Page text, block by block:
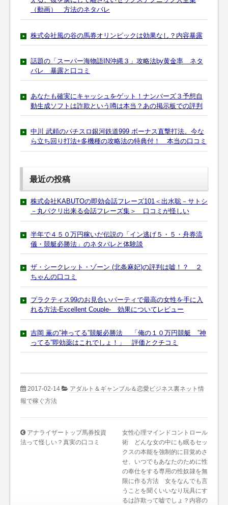
（動画） 方法のネタバレ
株式会社風の谷の馬券オリンピックは効果なし？内容暴露
話題の「スーパー海物語IN沖縄３」攻略法by黄金率 ネタ
バレ 暴露と口コミ
あなたも確実にキャッシュをゲット！ナンバーズ３予想自
動生成ソフトは詐欺という噂は本当？あの掲示板での評判
中川 武頼のパチスロ銀河鉄道999 ボーナス直撃打法。今な
ら立ち回り打法+多機種の攻略法の特典付！ 本当の口コミ
最近の投稿
株式会社KABUTOの即効会話フレーズ101＜出水聡－サトシ
－丸パクリ出来る会話フレーズ集＞ 口コミが怪しい
半年で４５０万円稼いだ伝説の「イン逃げ５・５・舟券流
儀・競艇必勝法」のネタバレと体験談
ザ・シークレット・ゾーン (北条麻妃)の評判は嘘！？ ２
ちゃんの口コミ
プラクティス99のお見合いパーティで最高の女性を手に入
れる方法-Excellent Couple- 効果についてレビュー
吉岡 薫の”神ってる”競艇必勝法 「俺の１０万円競艇 ”神
ってる”即効薬はこれでしょ！」 評価とクチコミ
2017-02-14
アダルト＆ギャンブル＆恋愛ビジネス裏ネット情
報で稼ぐ方法
アナライザートップ馬券投資
法って怪しい？真実の口コミ
女性心理マインドコントロール
術 どんな女の中にも眠るセッ
クスの本能を強制的に目覚めさ
せ、いつでもあなたのために性
の奉仕をする専用の性奴隷を無
限に作る方法 女をなんでも言
うことを聞くいいなり玩具にす
るは詐欺って嘘でしょ？内容の